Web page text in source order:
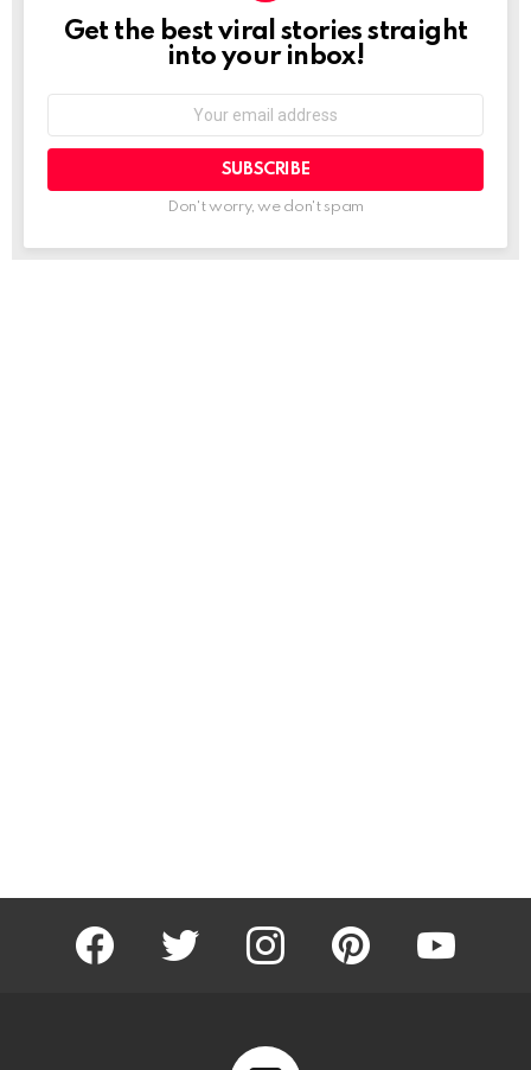
NEWSLETTER
Get the best viral stories straight
into your inbox!
Don't worry, we don't spam
facebook twitter instagram pinterest youtube